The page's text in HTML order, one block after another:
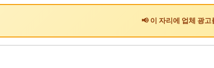
📢 이 자리에 업체 광고